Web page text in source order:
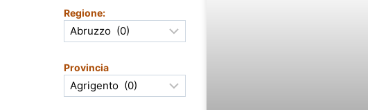
Regione:
Provincia